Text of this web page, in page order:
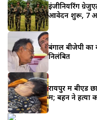
इंजीनियरिंग
आवेदन शुरू, 7
बंगाल बीजेपी
निलंबित
रायपुर में बीएड
में; बहन ने हत्या